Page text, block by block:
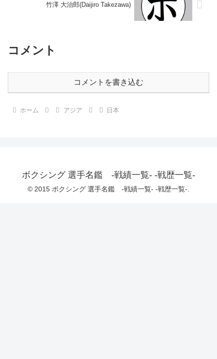
竹澤 大治郎(Daijiro Takezawa)
コメント
コメントを書き込む
ホーム アジア 日本
ボクシング 選手名鑑 -戦績一覧- -戦歴一覧-
© 2015 ボクシング 選手名鑑 -戦績一覧- -戦歴一覧-.